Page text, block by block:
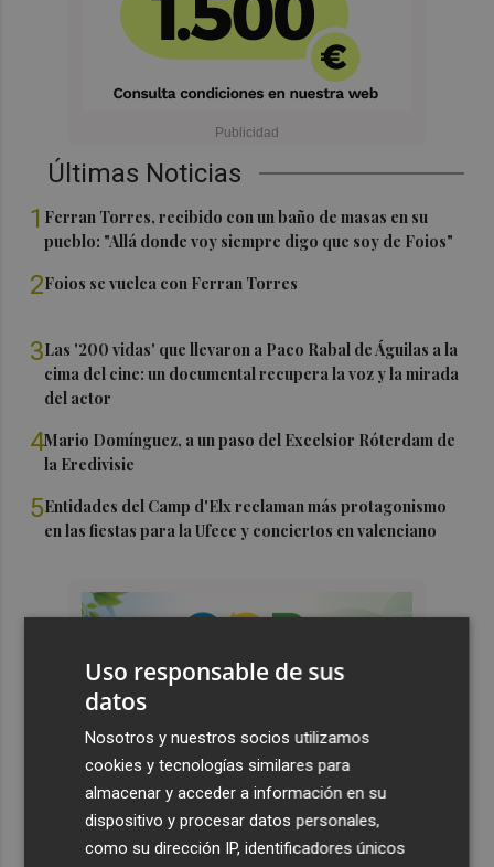
Últimas Noticias
1 Ferran Torres, recibido con un baño de masas en su
pueblo: "Allá donde voy siempre digo que soy de Foios"
2Foios se vuelca con Ferran Torres
3Las '200 vidas' que llevaron a Paco Rabal de Águilas a la
cima del cine: un documental recupera la voz y la mirada
del actor
4Mario Domínguez, a un paso del Excelsior Róterdam de
la Eredivisie
5Entidades del Camp d'Elx reclaman más protagonismo
en las fiestas para la Ufece y conciertos en valenciano
Uso responsable de sus
datos
Nosotros y nuestros socios utilizamos
cookies y tecnologías similares para
almacenar y acceder a información en su
dispositivo y procesar datos personales,
como su dirección IP, identificadores únicos